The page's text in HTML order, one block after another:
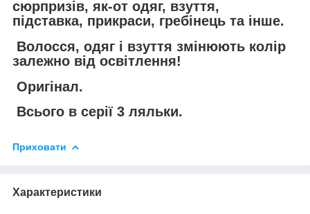
сюрпризів, як-от одяг, взуття,
підставка, прикраси, гребінець та інше.
Волосся, одяг і взуття змінюють колір
залежно від освітлення!
Оригінал.
Всього в серії 3 ляльки.
Приховати
Характеристики